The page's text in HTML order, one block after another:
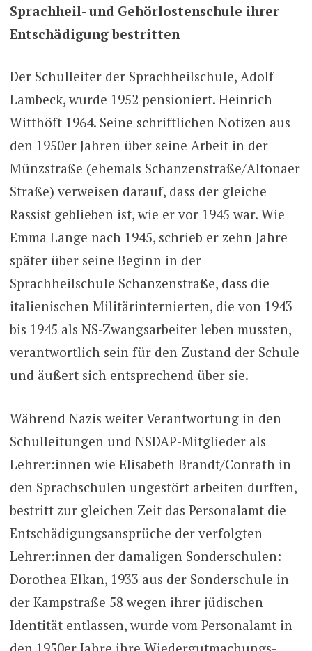
Sprachheil- und Gehörlostenschule ihrer
Entschädigung bestritten
Der Schulleiter der Sprachheilschule, Adolf
Lambeck, wurde 1952 pensioniert. Heinrich
Witthöft 1964. Seine schriftlichen Notizen aus
den 1950er Jahren über seine Arbeit in der
Münzstraße (ehemals Schanzenstraße/Altonaer
Straße) verweisen darauf, dass der gleiche
Rassist geblieben ist, wie er vor 1945 war. Wie
Emma Lange nach 1945, schrieb er zehn Jahre
später über seine Beginn in der
Sprachheilschule Schanzenstraße, dass die
italienischen Militärinternierten, die von 1943
bis 1945 als NS-Zwangsarbeiter leben mussten,
verantwortlich sein für den Zustand der Schule
und äußert sich entsprechend über sie.
Während Nazis weiter Verantwortung in den
Schulleitungen und NSDAP-Mitglieder als
Lehrer:innen wie Elisabeth Brandt/Conrath in
den Sprachschulen ungestört arbeiten durften,
bestritt zur gleichen Zeit das Personalamt die
Entschädigungsansprüche der verfolgten
Lehrer:innen der damaligen Sonderschulen:
Dorothea Elkan, 1933 aus der Sonderschule in
der Kampstraße 58 wegen ihrer jüdischen
Identität entlassen, wurde vom Personalamt in